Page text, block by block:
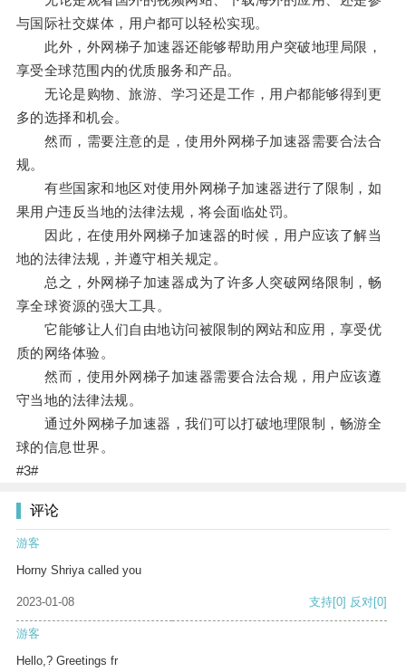
与国际社交媒体，用户都可以轻松实现。
此外，外网梯子加速器还能够帮助用户突破地理局限，
享受全球范围内的优质服务和产品。
无论是购物、旅游、学习还是工作，用户都能够得到更
多的选择和机会。
然而，需要注意的是，使用外网梯子加速器需要合法合
规。
有些国家和地区对使用外网梯子加速器进行了限制，如
果用户违反当地的法律法规，将会面临处罚。
因此，在使用外网梯子加速器的时候，用户应该了解当
地的法律法规，并遵守相关规定。
总之，外网梯子加速器成为了许多人突破网络限制，畅
享全球资源的强大工具。
它能够让人们自由地访问被限制的网站和应用，享受优
质的网络体验。
然而，使用外网梯子加速器需要合法合规，用户应该遵
守当地的法律法规。
通过外网梯子加速器，我们可以打破地理限制，畅游全
球的信息世界。
#3#
评论
游客
Horny Shriya called you
2023-01-08 支持[0] 反对[0]
游客
Hello,? Greetings fr